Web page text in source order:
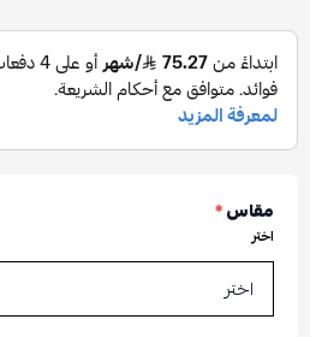
مقاس*
اختر